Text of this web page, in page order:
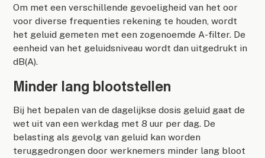
Om met een verschillende gevoeligheid van het oor
voor diverse frequenties rekening te houden, wordt
het geluid gemeten met een zogenoemde A-filter. De
eenheid van het geluidsniveau wordt dan uitgedrukt in
dB(A).
Minder lang blootstellen
Bij het bepalen van de dagelijkse dosis geluid gaat de
wet uit van een werkdag met 8 uur per dag. De
belasting als gevolg van geluid kan worden
teruggedrongen door werknemers minder lang bloot